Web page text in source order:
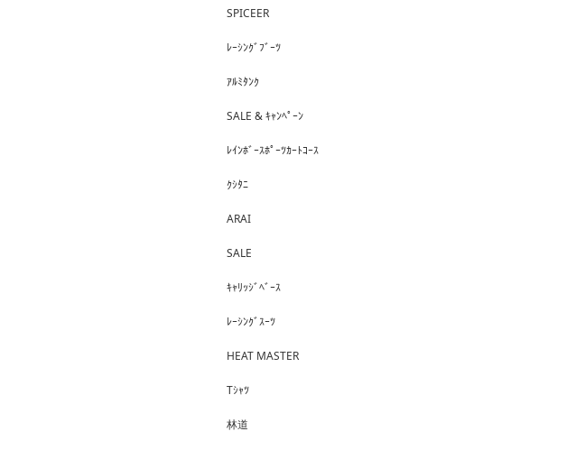
SPICEER
ﾚｰｼﾝｸﾞﾌﾞｰﾂ
ｱﾙﾐﾀﾝｸ
SALE & ｷｬﾝﾍﾟｰﾝ
ﾚｲﾝﾎﾞｰｽﾎﾟｰﾂｶｰﾄｺｰｽ
ｸｼﾀﾆ
ARAI
SALE
ｷｬﾘｯｼﾞﾍﾞｰｽ
ﾚｰｼﾝｸﾞｽｰﾂ
HEAT MASTER
Tｼｬﾂ
林道